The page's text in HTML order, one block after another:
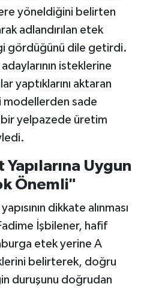
yöneldiğini belirten
adlandırılan etek
gördüğünü dile getirdi.
isteklerine
yaptıklarını aktaran
modellerden sade
bir yelpazede üretim
Uygun
Önemli"
dikkate alınması
İşbilener, hafif
etek yerine A
belirterek, doğru
duruşunu doğrudan